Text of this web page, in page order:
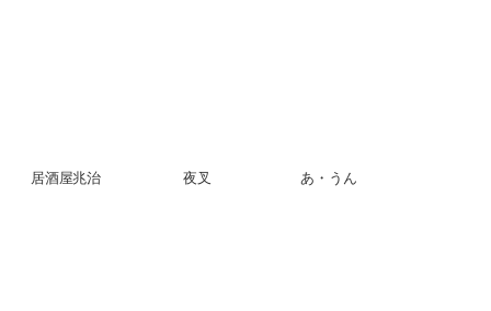
居酒屋兆治 夜叉 あ・うん